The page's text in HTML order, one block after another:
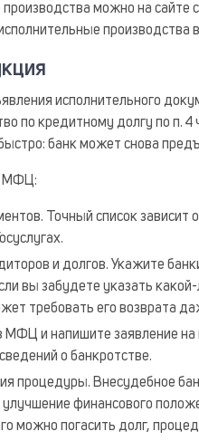
производства можно на
производства
исполнительного
по кредитному долгу по п. 4
банк может снова
МФЦ:
Точный список
и долгов. Укажите
вы забудете указать
требовать его возврата
и напишите заявление
о банкротстве.
процедуры. Внесудебное
финансового
можно погасить долг,